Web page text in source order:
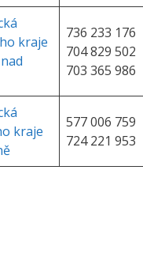
kraje
736 233 176
704 829 502
703 365 986
kraje
577 006 759
724 221 953